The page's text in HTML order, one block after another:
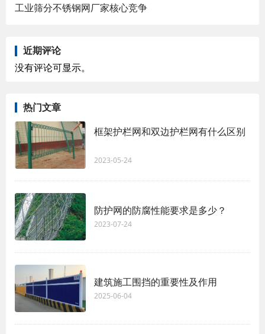
工业筛分不锈钢网厂家核心竞争
近期评论
没有评论可显示。
热门文章
框架护栏网和双边护栏网有什么区别
2023-05-24
防护网的防腐性能要求是多少？
2023-07-24
建筑施工围挡的重要性及作用
2025-06-04